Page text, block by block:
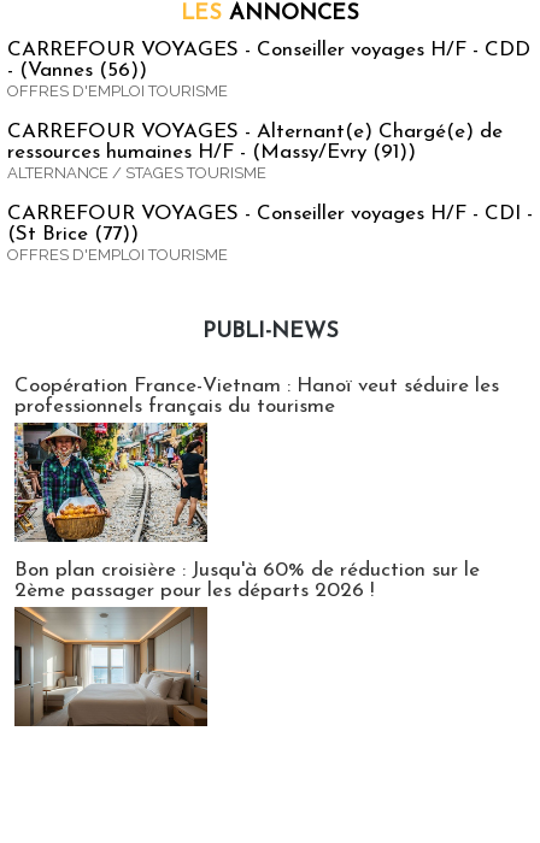
LES ANNONCES
CARREFOUR VOYAGES - Conseiller voyages H/F - CDD
- (Vannes (56))
OFFRES D'EMPLOI TOURISME
CARREFOUR VOYAGES - Alternant(e) Chargé(e) de
ressources humaines H/F - (Massy/Evry (91))
ALTERNANCE / STAGES TOURISME
CARREFOUR VOYAGES - Conseiller voyages H/F - CDI -
(St Brice (77))
OFFRES D'EMPLOI TOURISME
PUBLI-NEWS
Coopération France-Vietnam : Hanoï veut séduire les
professionnels français du tourisme
Bon plan croisière : Jusqu'à 60% de réduction sur le
2ème passager pour les départs 2026 !